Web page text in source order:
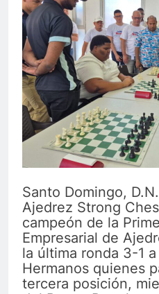
Santo Domingo,
Ajedrez Strong
campeón de la
Empresarial de
la última ronda 3-1
Hermanos quienes
tercera posición,